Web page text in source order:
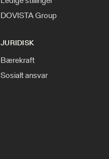
DOVISTA Group
JURIDISK
Bærekraft
Sosialt ansvar